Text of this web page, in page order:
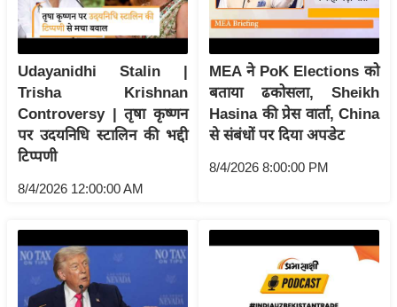
श
न
घ
रे
लू
नु
स्खे
प
ट
न
ल
Udayanidhi Stalin |
Trisha Krishnan
Controversy | तृषा कृष्णन
पर उदयनिधि स्टालिन की भद्दी
टिप्पणी
8/4/2026 12:00:00 AM
MEA ने PoK Elections को
बताया ढकोसला, Sheikh
Hasina की प्रेस वार्ता, China
से संबंधों पर दिया अपडेट
8/4/2026 8:00:00 PM